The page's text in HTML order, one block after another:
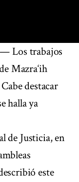
— Los trabajos
Mazra‘ih
destacar
halla ya
de Justicia, en
este